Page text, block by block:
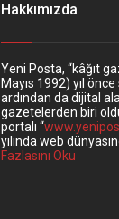
Hakkımızda
Yeni Posta, “kâğıt
Mayıs 1992) yıl
ardından da dijital
gazetelerden biri
portalı “
yılında web
Fazlasını Oku